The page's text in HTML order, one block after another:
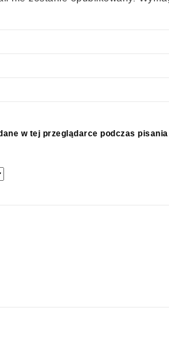
w tej przeglądarce podczas